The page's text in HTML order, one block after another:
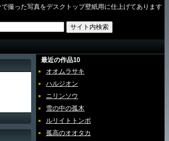
で撮った写真をデスクトップ壁紙用に仕上げてあります
最近の作品10
オオムラサキ
ハルジオン
ニリンソウ
雪の中の孤木
ルリイトトンボ
孤高のオオタカ